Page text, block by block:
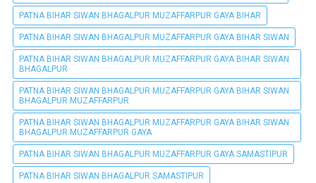
PATNA BIHAR SIWAN BHAGALPUR MUZAFFARPUR GAYA BIHAR
PATNA BIHAR SIWAN BHAGALPUR MUZAFFARPUR GAYA BIHAR SIWAN
PATNA BIHAR SIWAN BHAGALPUR MUZAFFARPUR GAYA BIHAR SIWAN
BHAGALPUR
PATNA BIHAR SIWAN BHAGALPUR MUZAFFARPUR GAYA BIHAR SIWAN
BHAGALPUR MUZAFFARPUR
PATNA BIHAR SIWAN BHAGALPUR MUZAFFARPUR GAYA BIHAR SIWAN
BHAGALPUR MUZAFFARPUR GAYA
PATNA BIHAR SIWAN BHAGALPUR MUZAFFARPUR GAYA SAMASTIPUR
PATNA BIHAR SIWAN BHAGALPUR SAMASTIPUR